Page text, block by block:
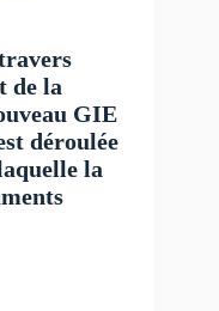
de la
GIE
déroulée
la